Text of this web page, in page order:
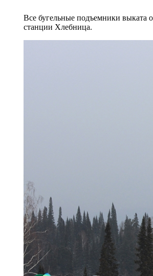
Все бугельные подъемники выката
станции Хлебница.